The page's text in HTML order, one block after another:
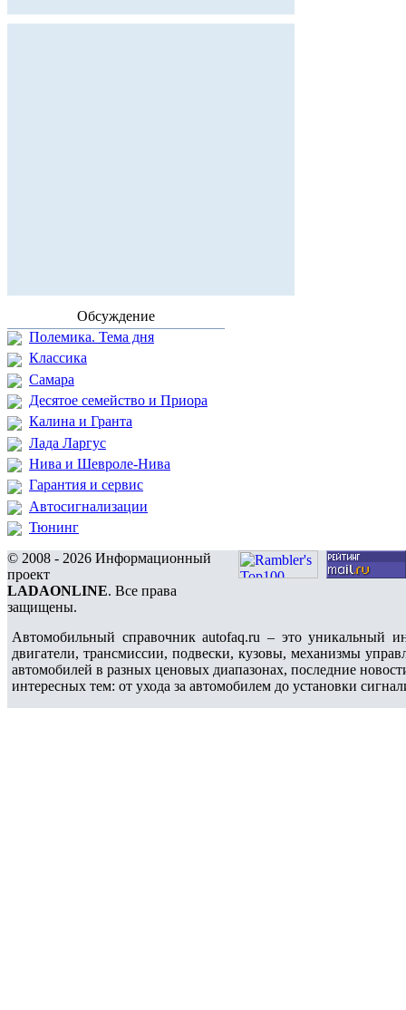
Обсуждение
Полемика. Тема дня
Классика
Самара
Десятое семейство и Приора
Калина и Гранта
Лада Ларгус
Нива и Шевроле-Нива
Гарантия и сервис
Автосигнализации
Тюнинг
© 2008 - 2026 Информационный
проект
LADAONLINE. Все права
защищены.
Автомобильный справочник autofaq.ru – это уникальный
двигатели, трансмиссии, подвески, кузовы, механизмы
автомобилей в разных ценовых диапазонах, последние
интересных тем: от ухода за автомобилем до установки